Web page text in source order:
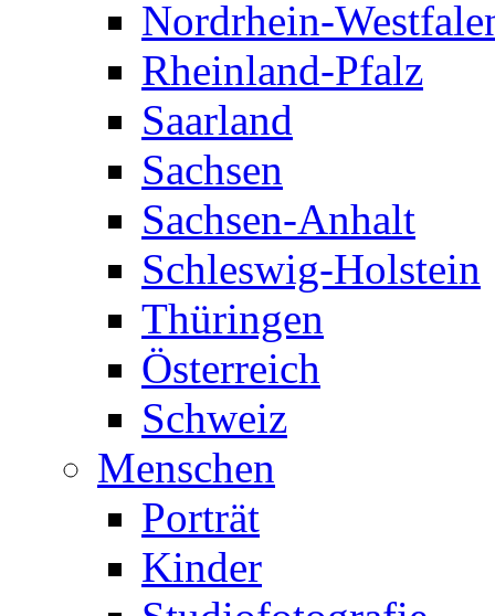
Nordrhein-
Rheinland-Pfalz
Saarland
Sachsen
Sachsen-Anhalt
Schleswig-Holstein
Thüringen
Österreich
Schweiz
Menschen
Porträt
Kinder